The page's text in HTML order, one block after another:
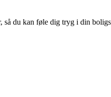
så du kan føle dig tryg i din